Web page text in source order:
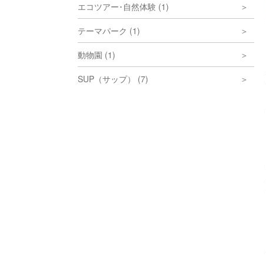
エコツアー･自然体験 (1)
テーマパーク (1)
動物園 (1)
SUP（サップ） (7)